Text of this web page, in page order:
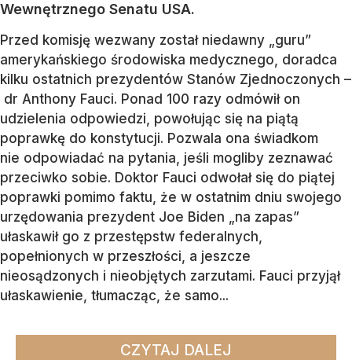
Wewnętrznego Senatu USA.
Przed komisję wezwany został niedawny „guru”
amerykańskiego środowiska medycznego, doradca
kilku ostatnich prezydentów Stanów Zjednoczonych –
dr Anthony Fauci. Ponad 100 razy odmówił on
udzielenia odpowiedzi, powołując się na piątą
poprawkę do konstytucji. Pozwala ona świadkom
nie odpowiadać na pytania, jeśli mogliby zeznawać
przeciwko sobie. Doktor Fauci odwołał się do piątej
poprawki pomimo faktu, że w ostatnim dniu swojego
urzędowania prezydent Joe Biden „na zapas”
ułaskawił go z przestępstw federalnych,
popełnionych w przeszłości, a jeszcze
nieosądzonych i nieobjętych zarzutami. Fauci przyjął
ułaskawienie, tłumacząc, że samo...
CZYTAJ DALEJ